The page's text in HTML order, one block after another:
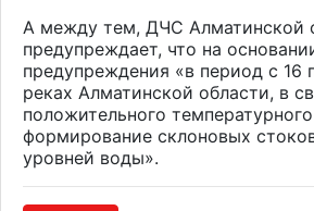
А между тем, ДЧС Алматинской
предупреждает, что на
предупреждения «в период с 16
реках Алматинской области, в
положительного
формирование склоновых
уровней воды».